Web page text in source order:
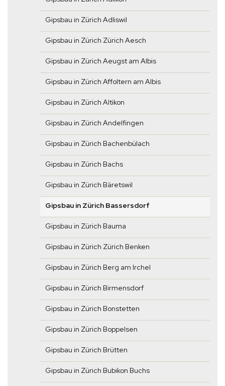
Gipsbau in Zürich Adliswil
Gipsbau in Zürich Zürich Aesch
Gipsbau in Zürich Aeugst am Albis
Gipsbau in Zürich Affoltern am Albis
Gipsbau in Zürich Altikon
Gipsbau in Zürich Andelfingen
Gipsbau in Zürich Bachenbülach
Gipsbau in Zürich Bachs
Gipsbau in Zürich Bäretswil
Gipsbau in Zürich Bassersdorf
Gipsbau in Zürich Bauma
Gipsbau in Zürich Zürich Benken
Gipsbau in Zürich Berg am Irchel
Gipsbau in Zürich Birmensdorf
Gipsbau in Zürich Bonstetten
Gipsbau in Zürich Boppelsen
Gipsbau in Zürich Brütten
Gipsbau in Zürich Bubikon Buchs